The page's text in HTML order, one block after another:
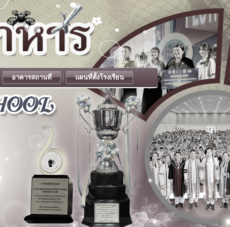
อาคารสถานที่ แผนที่ตั้งโรงเรียน